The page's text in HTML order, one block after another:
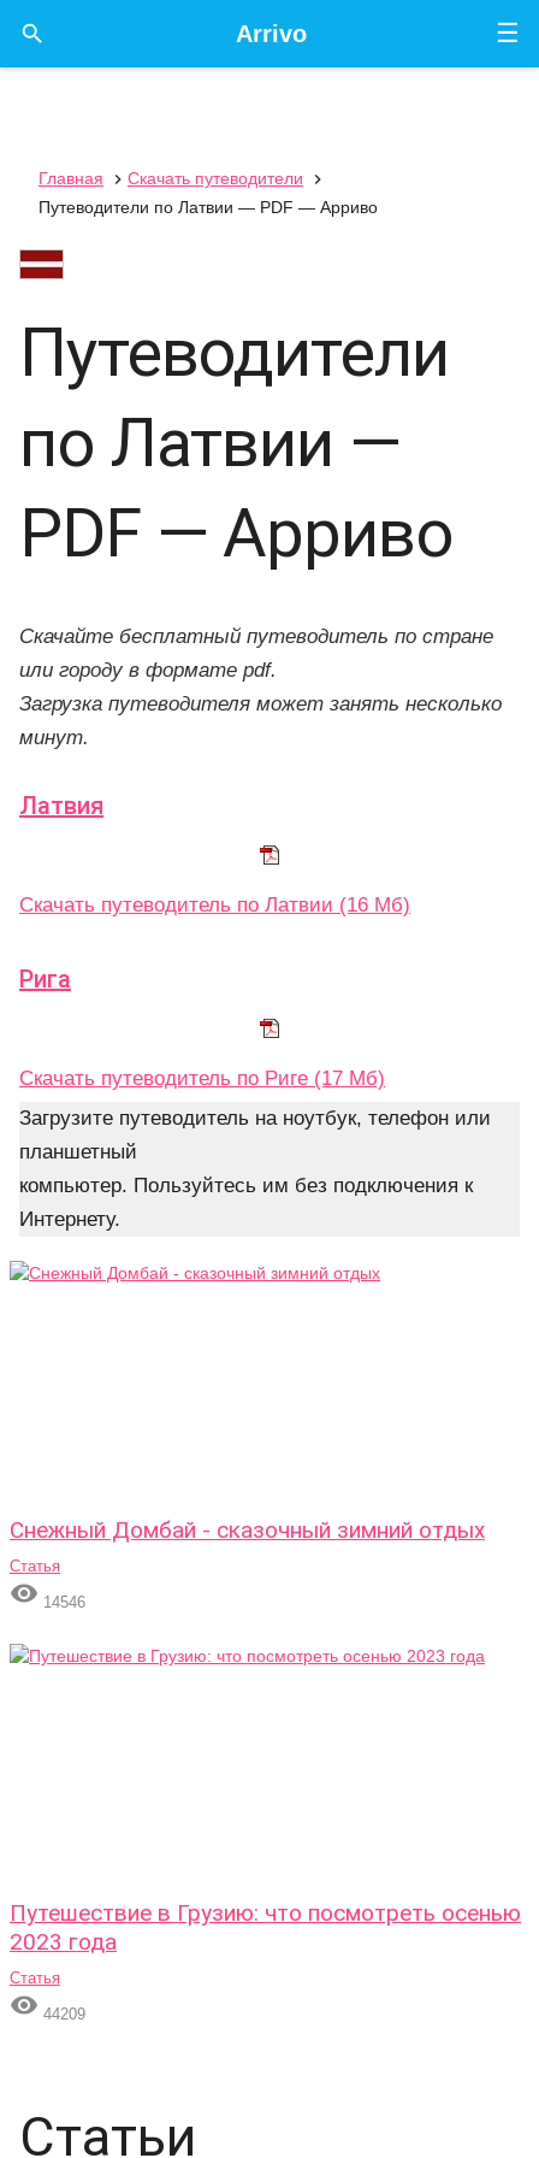
☰
Arrivo

Главная  Скачать путеводители

Путеводители по Латвии — PDF — Арриво
Путеводители
по Латвии —
PDF — Арриво
Скачайте бесплатный путеводитель по стране
или городу в формате pdf.
Загрузка путеводителя может занять несколько
минут.
Латвия
Скачать путеводитель по Латвии (16 Мб)
Рига
Скачать путеводитель по Риге (17 Мб)
Загрузите путеводитель на ноутбук, телефон или
планшетный
компьютер. Пользуйтесь им без подключения к
Интернету.
Снежный Домбай - сказочный зимний отдых
Статья
 14546
Путешествие в Грузию: что посмотреть осенью
2023 года
Статья
 44209
Статьи